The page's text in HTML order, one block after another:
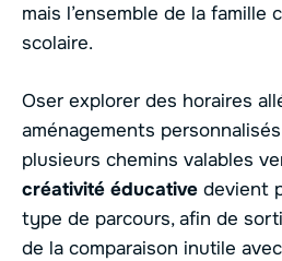
mais l’ensemble de la famille
scolaire.
Oser explorer des horaires
aménagements
plusieurs chemins valables
créativité éducative devient
type de parcours, afin de
de la comparaison inutile